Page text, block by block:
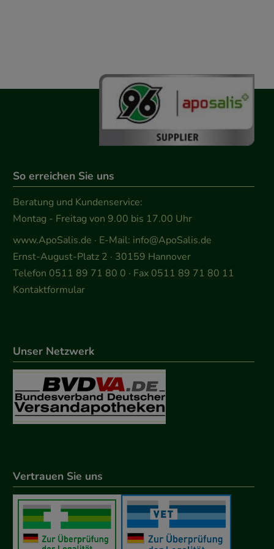
So erreichen Sie uns
Beratung und Kundenservice:
Montag - Freitag von 9.00 bis 17.00 Uhr
www.ApoSalis.de · E-Mail: info@ApoSalis.de
Ernst-August-Platz 2 · 30159 Hannover
Telefon 0511 89 71 80 0 · Fax 0511 89 71 80 11
Kontaktformular
Unser Netzwerk
Vertrauen Sie uns